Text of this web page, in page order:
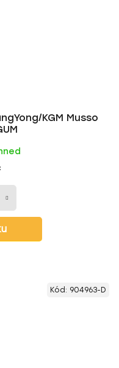
KGM Musso
Kód: 904963-D